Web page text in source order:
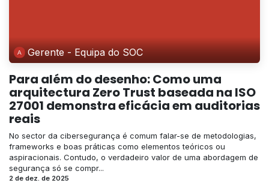
Gerente - Equipa do SOC
Para além do desenho: Como uma
arquitectura Zero Trust baseada na ISO
27001 demonstra eficácia em auditorias
reais
No sector da cibersegurança é comum falar-se de metodologias,
frameworks e boas práticas como elementos teóricos ou
aspiracionais. Contudo, o verdadeiro valor de uma abordagem de
segurança só se compr...
2 de dez. de 2025